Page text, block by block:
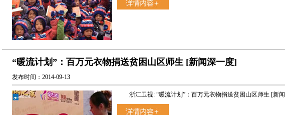
“暖流计划”：百万元衣物捐送贫困山区师生 [新闻深一度]
发布时间：2014-09-13
浙江卫视: “暖流计划”：百万元衣物捐送贫困山区师生 [新